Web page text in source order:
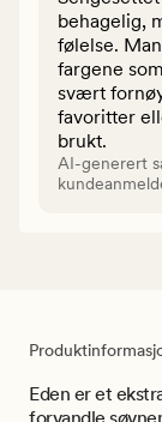
behagelig,
følelse.
fargene
svært
favoritter
brukt.
AI-generert
Eden er et
forvandle